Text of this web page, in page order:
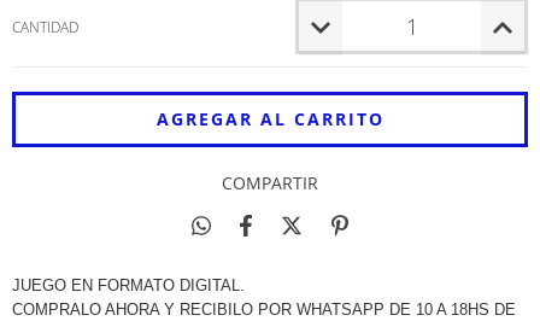
CANTIDAD
COMPARTIR
JUEGO EN FORMATO DIGITAL.
COMPRALO AHORA Y RECIBILO POR WHATSAPP DE 10 A 18HS DE